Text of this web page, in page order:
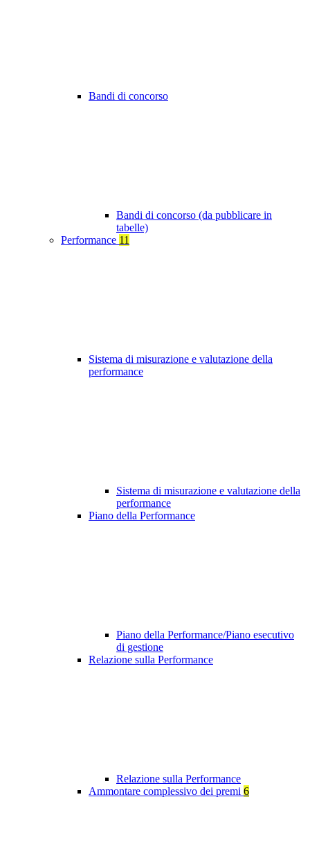
Bandi di concorso
Bandi di concorso (da pubblicare in
tabelle)
Performance 11
Sistema di misurazione e valutazione della
performance
Sistema di misurazione e valutazione della
performance
Piano della Performance
Piano della Performance/Piano esecutivo
di gestione
Relazione sulla Performance
Relazione sulla Performance
Ammontare complessivo dei premi 6